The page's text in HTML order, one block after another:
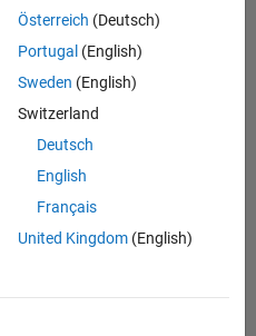
Österreich (Deutsch)
Portugal (English)
Sweden (English)
Switzerland
Deutsch
English
Français
United Kingdom(English)